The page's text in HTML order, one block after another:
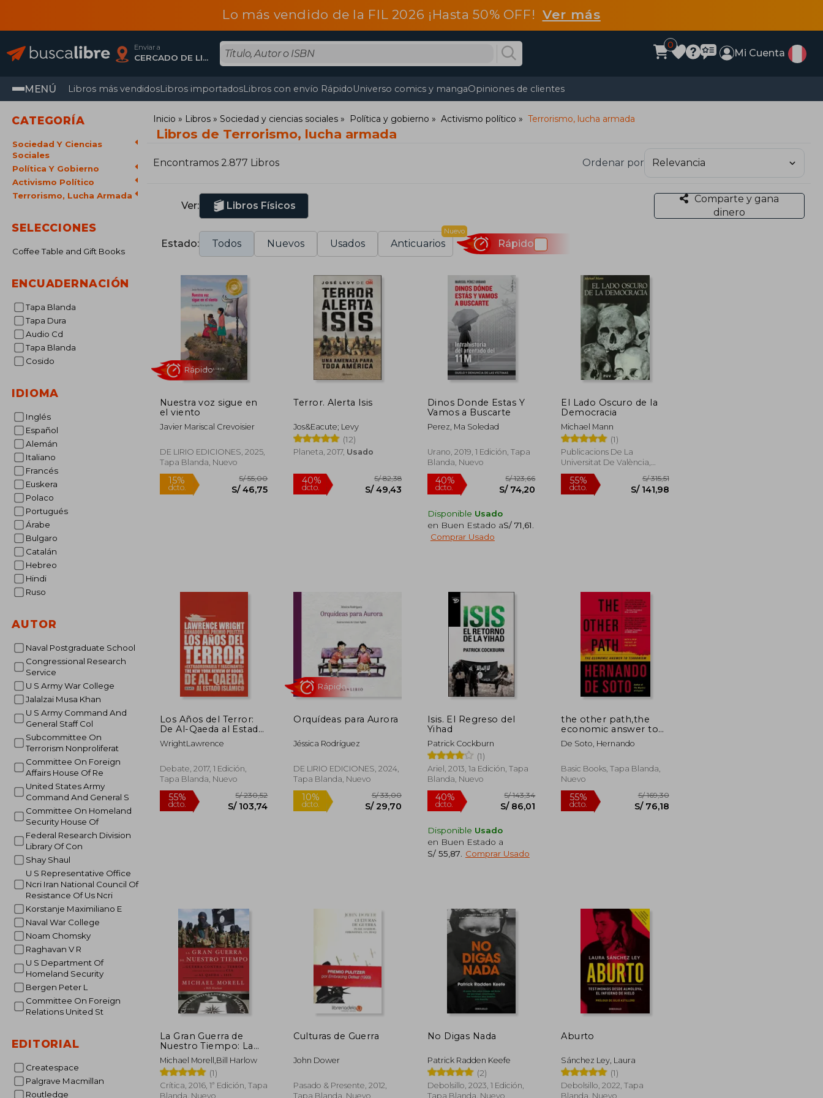
Lo más vendido de la FIL 2026 ¡Hasta 50% OFF! Ver más
Enviar a
CERCADO DE LIMA, Lima
0
Mi Cuenta
MENÚ Libros más vendidosLibros importadosLibros con envío RápidoUniverso comics y mangaOpiniones de clientes
CATEGORÍA
Sociedad Y Ciencias
Sociales
Política Y Gobierno
Activismo Político
Terrorismo, Lucha Armada
SELECCIONES
Coffee Table and Gift Books
ENCUADERNACIÓN
Tapa Blanda
Tapa Dura
Audio Cd
Tapa Blanda
Cosido
IDIOMA
Inglés
Español
Alemán
Italiano
Francés
Euskera
Polaco
Portugués
Árabe
Bulgaro
Catalán
Hebreo
Hindi
Ruso
AUTOR
Naval Postgraduate School
Congressional Research
Service
U S Army War College
Jalalzai Musa Khan
U S Army Command And
General Staff Col
Subcommittee On
Terrorism Nonproliferat
Committee On Foreign
Affairs House Of Re
United States Army
Command And General S
Committee On Homeland
Security House Of
Federal Research Division
Library Of Con
Shay Shaul
U S Representative Office
Ncri Iran National Council Of
Resistance Of Us Ncri
Korstanje Maximiliano E
Naval War College
Noam Chomsky
Raghavan V R
U S Department Of
Homeland Security
Bergen Peter L
Committee On Foreign
Relations United St
EDITORIAL
Createspace
Palgrave Macmillan
Routledge
Inicio Libros Sociedad y ciencias sociales Política y gobierno Activismo político Terrorismo, lucha armada
Libros de Terrorismo, lucha armada
Encontramos 2.877 Libros Ordenar por
Ver: Libros Físicos
Comparte y gana
dinero
Estado: Todos Nuevos Usados Anticuarios
Nuevo
Rápido
Nuestra voz sigue en
el viento
Javier Mariscal Crevoisier
DE LIRIO EDICIONES, 2025,
Tapa Blanda, Nuevo
Rápido
Terror. Alerta Isis
Jos&Eacute; Levy
(12)
Planeta, 2017, Usado
S/ 82,38
S/ 49,43
Dinos Donde Estas Y
Vamos a Buscarte
Perez, Ma Soledad
Urano, 2019, 1 Edición, Tapa
Blanda, Nuevo
40%
dcto.
Disponible Usado
en Buen Estado aS/ 71,61
Comprar Usado
El Lado Oscuro de la
Democracia
Michael Mann
(1)
Publicacions De La
Universitat De València,
2009, 1 Edición, Tapa
Blanda, Nuevo
Los Años del Terror:
De Al-Qaeda al Estado
Islamico
WrightLawrence
Debate, 2017, 1 Edición,
Tapa Blanda, Nuevo
Orquídeas para Aurora
Jéssica Rodríguez
DE LIRIO EDICIONES, 2024,
Tapa Blanda, Nuevo
Isis. El Regreso del
Yihad
Patrick Cockburn
(1)
Ariel, 2013, 1a Edición, Tapa
Blanda, Nuevo
Disponible Usado
en Buen Estado a
S/ 55,87
Comprar Usado
the other path,the
economic answer to
terrorism (en Inglés)
De Soto, Hernando
Basic Books, Tapa Blanda,
Nuevo
La Gran Guerra de
Nuestro Tiempo: La
Guerra Contra el
Terror Contada Desde
Dentro de la Cia, de al
Qaeda a Isis
Michael Morell,Bill Harlow
(1)
Crítica, 2016, 1ª Edición, Tapa
Blanda, Nuevo
Culturas de Guerra
John Dower
Pasado & Presente, 2012,
Tapa Blanda, Nuevo
No Digas Nada
Patrick Radden Keefe
(2)
Debolsillo, 2023, 1 Edición,
Tapa Blanda, Nuevo
Aburto
Sánchez Ley, Laura
(1)
Debolsillo, 2022, Tapa
Blanda, Nuevo